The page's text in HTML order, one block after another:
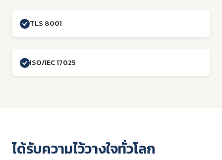
TLS 8001
ISO/IEC 17025
ได้รับความไว้วางใจทั่วโลก